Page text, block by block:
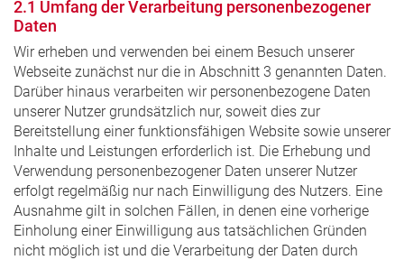
2.1 Umfang der Verarbeitung personenbezogener
Daten
Wir erheben und verwenden bei einem Besuch unserer
Webseite zunächst nur die in Abschnitt 3 genannten Daten.
Darüber hinaus verarbeiten wir personenbezogene Daten
unserer Nutzer grundsätzlich nur, soweit dies zur
Bereitstellung einer funktionsfähigen Website sowie unserer
Inhalte und Leistungen erforderlich ist. Die Erhebung und
Verwendung personenbezogener Daten unserer Nutzer
erfolgt regelmäßig nur nach Einwilligung des Nutzers. Eine
Ausnahme gilt in solchen Fällen, in denen eine vorherige
Einholung einer Einwilligung aus tatsächlichen Gründen
nicht möglich ist und die Verarbeitung der Daten durch